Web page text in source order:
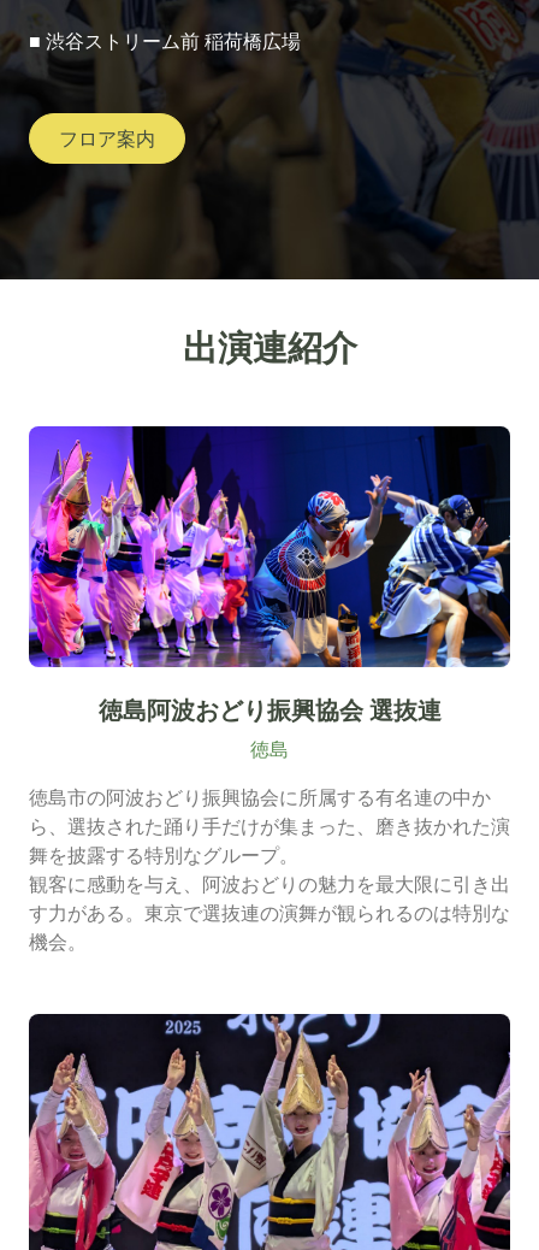
■ 渋谷ストリーム前 稲荷橋広場
フロア案内
出演連紹介
徳島阿波おどり振興協会 選抜連
徳島
徳島市の阿波おどり振興協会に所属する有名連の中か
ら、選抜された踊り手だけが集まった、磨き抜かれた演
舞を披露する特別なグループ。
観客に感動を与え、阿波おどりの魅力を最大限に引き出
す力がある。東京で選抜連の演舞が観られるのは特別な
機会。